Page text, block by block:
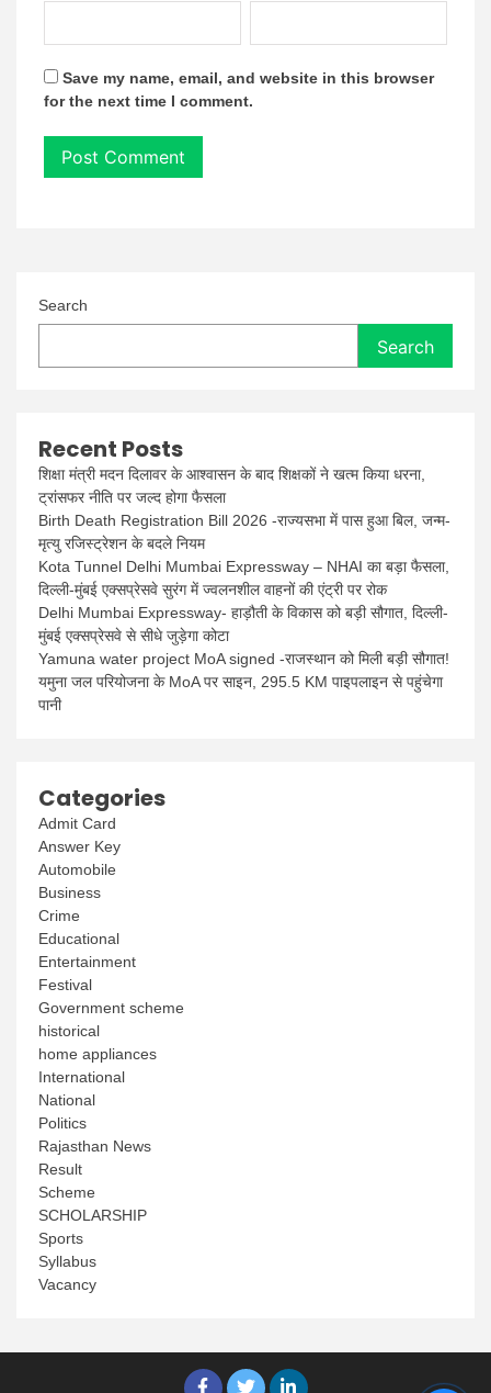
Save my name, email, and website in this browser
for the next time I comment.
Search
Search
Recent Posts
शिक्षा मंत्री मदन दिलावर के आश्वासन के बाद शिक्षकों ने खत्म किया धरना,
ट्रांसफर नीति पर जल्द होगा फैसला
Birth Death Registration Bill 2026 -राज्यसभा में पास हुआ बिल, जन्म-
मृत्यु रजिस्ट्रेशन के बदले नियम
Kota Tunnel Delhi Mumbai Expressway – NHAI का बड़ा फैसला,
दिल्ली-मुंबई एक्सप्रेसवे सुरंग में ज्वलनशील वाहनों की एंट्री पर रोक
Delhi Mumbai Expressway- हाड़ौती के विकास को बड़ी सौगात, दिल्ली-
मुंबई एक्सप्रेसवे से सीधे जुड़ेगा कोटा
Yamuna water project MoA signed -राजस्थान को मिली बड़ी सौगात!
यमुना जल परियोजना के MoA पर साइन, 295.5 KM पाइपलाइन से पहुंचेगा
पानी
Categories
Admit Card
Answer Key
Automobile
Business
Crime
Educational
Entertainment
Festival
Government scheme
historical
home appliances
International
National
Politics
Rajasthan News
Result
Scheme
SCHOLARSHIP
Sports
Syllabus
Vacancy